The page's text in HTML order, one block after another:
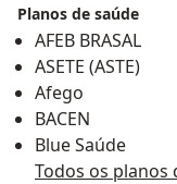
Planos de saúde
AFEB BRASAL
ASETE (ASTE)
Afego
BACEN
Blue Saúde
Todos os planos